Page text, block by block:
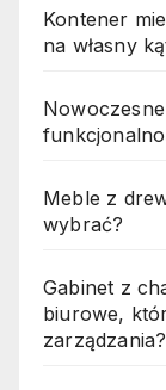
Kontener
na własny
Meble z
wybrać?
Gabinet z
biurowe,
zarządzania?